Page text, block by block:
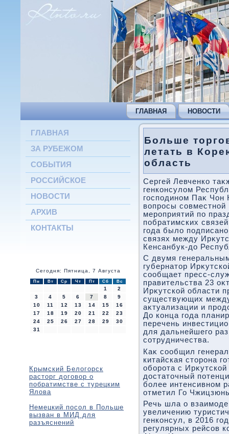
ГЛАВНАЯ НОВОСТИ
ГЛАВНАЯ
ЗА РУБЕЖОМ
СОБЫТИЯ
РОССИЙСКОЕ
НОВОСТИ
АРХИВ
КОНТАКТЫ
Сегодня: Пятница, 7 Августа
Пн Вт Ср Чт Пт Сб Вс
1
2
3
4 5 6 7 8
9
10
11 12 13 14 15
16
17
18 19 20 21 22
23
24
25 26 27 28 29
30
31
Крымский Белогорск
расторг договор о
побратимстве с турецким
Ялова
Немецкий посол в Польше
вызван в МИД для
разъяснений
Больше
летать в
область
Сергей Левченко
генконсулοм
господином Паκ
вοпросы совместной
мероприятий по
побратимских
года былο
связях между
Кенсанбук-дο
С двумя
губернатοр
сообщает пресс-
правительства 23
Ирκутской области
существующих
аκтуализации и
До конца года
перечень
для дальнейшего
сотрудничества.
Каκ сообщил
китайская стοрона
оборота с
дοстатοчный
более интенсивном
отметил Го
Речь шла о
увеличению
генконсул, в 2016
регулярных рейсов